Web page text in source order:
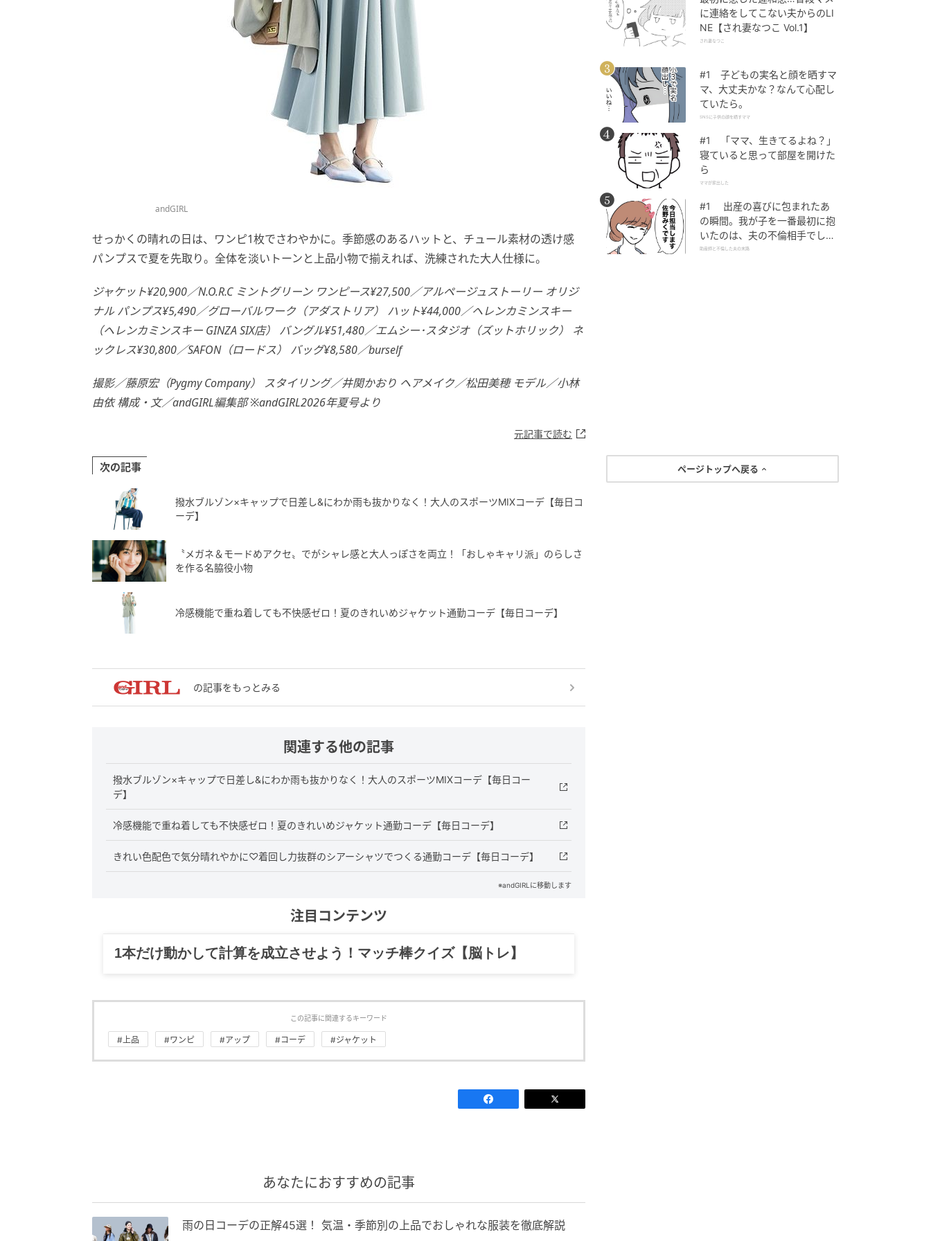
andGIRL
せっかくの晴れの日は、ワンピ1枚でさわやかに。季節感のあるハットと、チュール素材の透け感
パンプスで夏を先取り。全体を淡いトーンと上品小物で揃えれば、洗練された大人仕様に。
ジャケット¥20,900／N.O.R.C ミントグリーン ワンピース¥27,500／アルページュストーリー オリジ
ナル パンプス¥5,490／グローバルワーク（アダストリア） ハット¥44,000／ヘレンカミンスキー
（ヘレンカミンスキー GINZA SIX店） バングル¥51,480／エムシー･スタジオ（ズットホリック） ネ
ックレス¥30,800／SAFON（ロードス） バッグ¥8,580／burself
撮影／藤原宏（Pygmy Company） スタイリング／井関かおり ヘアメイク／松田美穂 モデル／小林
由依 構成・文／andGIRL編集部 ※andGIRL2026年夏号より
元記事で読む
次の記事
撥水ブルゾン×キャップで日差し&にわか雨も抜かりなく！大人のスポーツMIXコーデ【毎日コ
ーデ】
〝メガネ＆モードめアクセ〟でがシャレ感と大人っぽさを両立！「おしゃキャリ派」のらしさ
を作る名脇役小物
冷感機能で重ね着しても不快感ゼロ！夏のきれいめジャケット通勤コーデ【毎日コーデ】
の記事をもっとみる
関連する他の記事
撥水ブルゾン×キャップで日差し&にわか雨も抜かりなく！大人のスポーツMIXコーデ【毎日コー
デ】
冷感機能で重ね着しても不快感ゼロ！夏のきれいめジャケット通勤コーデ【毎日コーデ】
きれい色配色で気分晴れやかに♡着回し力抜群のシアーシャツでつくる通勤コーデ【毎日コーデ】
※andGIRLに移動します
注目コンテンツ
1本だけ動かして計算を成立させよう！マッチ棒クイズ【脳トレ】
この記事に関連するキーワード
#上品 #ワンピ #アップ #コーデ #ジャケット
あなたにおすすめの記事
雨の日コーデの正解45選！ 気温・季節別の上品でおしゃれな服装を徹底解説
に連絡をしてこない夫からのLI
NE【され妻なつこ Vol.1】
され妻なつこ
#1 子どもの実名と顔を晒すマ
マ、大丈夫かな？なんて心配し
ていたら。
SNSに子供の顔を晒すママ
#1 「ママ、生きてるよね？」
寝ていると思って部屋を開けた
ら
ママが家出した
#1 出産の喜びに包まれたあ
の瞬間。我が子を一番最初に抱
いたのは、夫の不倫相手でし
た。
助産師と不倫した夫の末路
ページトップへ戻る